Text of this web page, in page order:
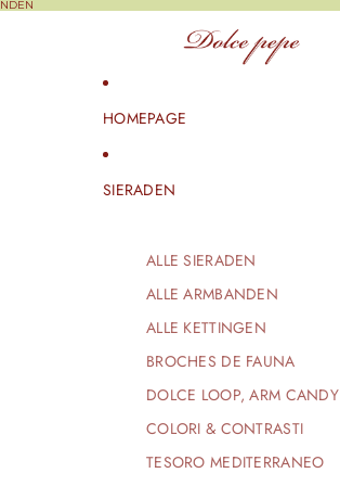
HOMEPAGE
SIERADEN
ALLE SIERADEN
ALLE ARMBANDEN
ALLE KETTINGEN
BROCHES DE FAUNA
DOLCE LOOP, ARM CANDY
COLORI & CONTRASTI
TESORO MEDITERRANEO